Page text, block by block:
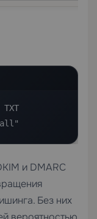
и DMARC
Без них